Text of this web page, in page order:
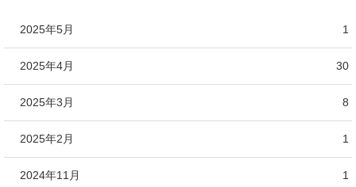
2025年5月 1
2025年4月 30
2025年3月 8
2025年2月 1
2024年11月 1